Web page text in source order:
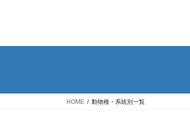
HOME 動物種・系統別一覧